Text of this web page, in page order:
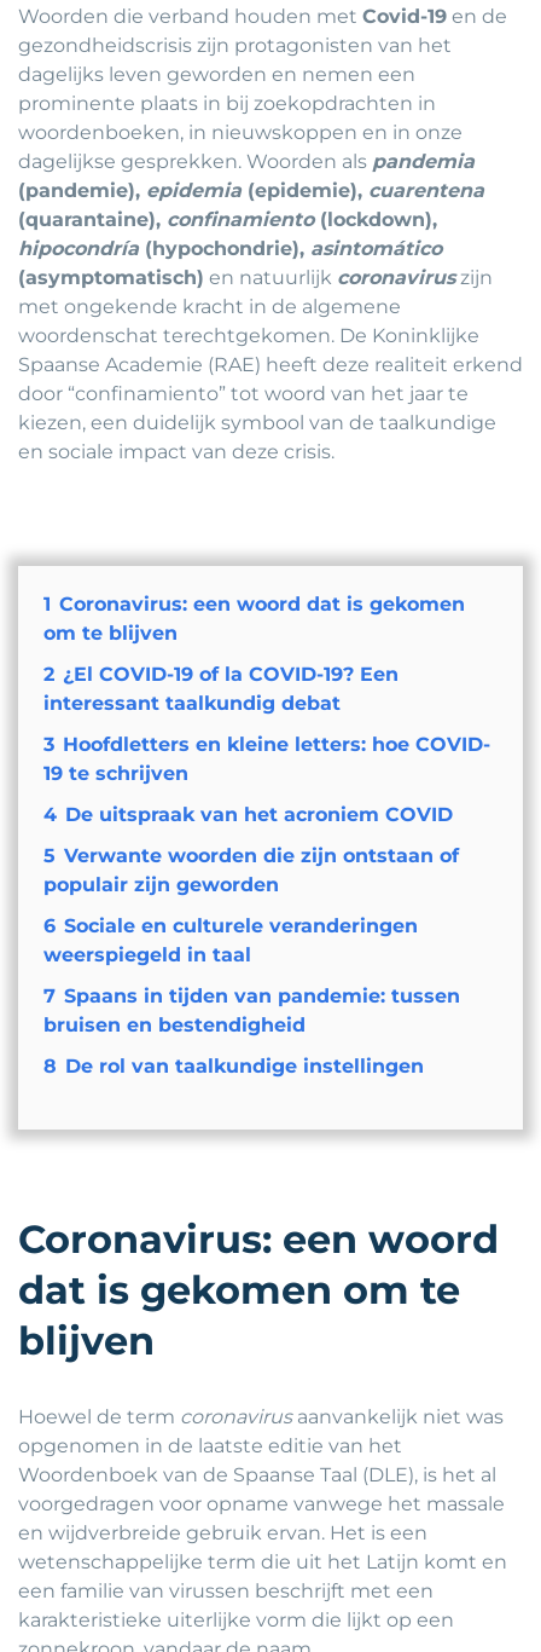
Woorden die verband houden met Covid-19 en de
gezondheidscrisis zijn protagonisten van het
dagelijks leven geworden en nemen een
prominente plaats in bij zoekopdrachten in
woordenboeken, in nieuwskoppen en in onze
dagelijkse gesprekken. Woorden als pandemia
(pandemie), epidemia (epidemie), cuarentena
(quarantaine), confinamiento(lockdown),
hipocondría (hypochondrie), asintomático
(asymptomatisch) en natuurlijk coronaviruszijn
met ongekende kracht in de algemene
woordenschat terechtgekomen. De Koninklijke
Spaanse Academie (RAE) heeft deze realiteit erkend
door “confinamiento” tot woord van het jaar te
kiezen, een duidelijk symbool van de taalkundige
en sociale impact van deze crisis.
1 Coronavirus: een woord dat is gekomen
om te blijven
2 ¿El COVID-19 of la COVID-19? Een
interessant taalkundig debat
3 Hoofdletters en kleine letters: hoe COVID-
19 te schrijven
4 De uitspraak van het acroniem COVID
5 Verwante woorden die zijn ontstaan of
populair zijn geworden
6 Sociale en culturele veranderingen
weerspiegeld in taal
7 Spaans in tijden van pandemie: tussen
bruisen en bestendigheid
8 De rol van taalkundige instellingen
Coronavirus: een woord
dat is gekomen om te
blijven
Hoewel de term coronavirusaanvankelijk niet was
opgenomen in de laatste editie van het
Woordenboek van de Spaanse Taal (DLE), is het al
voorgedragen voor opname vanwege het massale
en wijdverbreide gebruik ervan. Het is een
wetenschappelijke term die uit het Latijn komt en
een familie van virussen beschrijft met een
karakteristieke uiterlijke vorm die lijkt op een